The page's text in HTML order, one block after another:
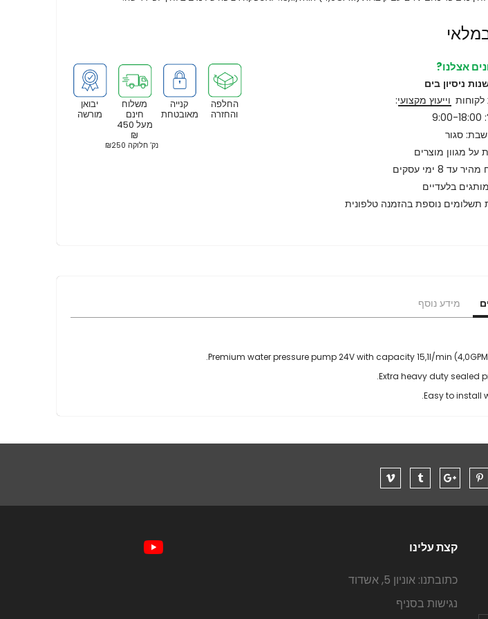
יבואן
מורשה
משלוח
חינם
מעל 450
₪
נק’ חלוקה ₪250
קנייה
מאובטחת
החלפה
והחזרה
אצלנו?
לקוחות וייעוץ מקצועי:
סגור
על מגוון מוצרים
עד 8 ימי עסקים
בלעדיים
תשלומים נוספת בהזמנה טלפונית
Premium water pressure pump 24V with capacity 15,1l/min
Extra heavy duty sealed
Easy to install
מידע נוסף
קצת עלינו
כתובתנו: אוניון 5, אשדוד
נגישות בסניף